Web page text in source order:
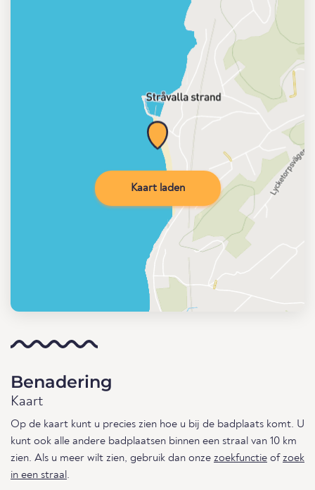
Kaart laden
Benadering
Kaart
Op de kaart kunt u precies zien hoe u bij de badplaats komt. U
kunt ook alle andere badplaatsen binnen een straal van 10 km
zien. Als u meer wilt zien, gebruik dan onze zoekfunctie ofzoek
in een straal.